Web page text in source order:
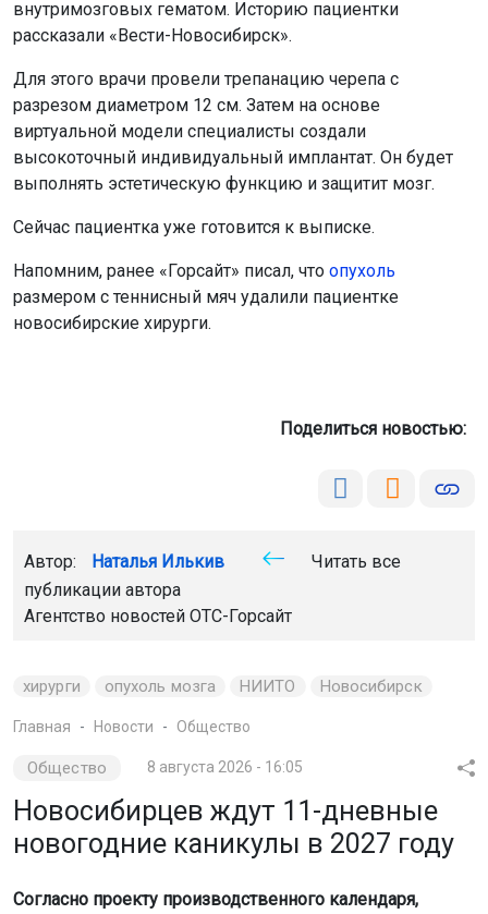
внутримозговых гематом. Историю пациентки
рассказали «Вести-Новосибирск».
Для этого врачи провели трепанацию черепа с
разрезом диаметром 12 см. Затем на основе
виртуальной модели специалисты создали
высокоточный индивидуальный имплантат. Он будет
выполнять эстетическую функцию и защитит мозг.
Сейчас пациентка уже готовится к выписке.
Напомним, ранее «Горсайт» писал, что опухоль
размером с теннисный мяч удалили пациентке
новосибирские хирурги.
Поделиться новостью:
Автор: Наталья Илькив
Читать все
публикации автора
Агентство новостей ОТС-Горсайт
хирурги опухоль мозга НИИТО Новосибирск
Главная Новости Общество
Общество 8 августа 2026 - 16:05
Новосибирцев ждут 11-дневные
новогодние каникулы в 2027 году
Согласно проекту производственного календаря,